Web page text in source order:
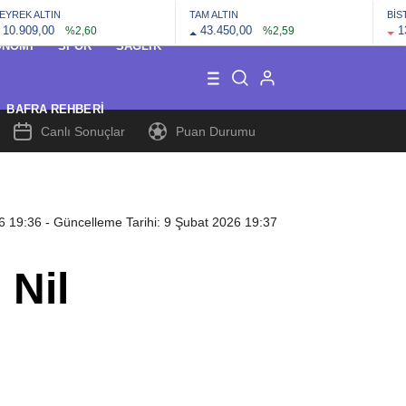
ALTIN
10.909,00 %2,60
TAM ALTIN
43.450,00 %2,59
SPOR SAĞLIK
BAFRA REHBERI
Canlı Sonuçlar Puan Durumu
19:36 - Güncelleme Tarihi: 9 Şubat 2026 19:37
Nil